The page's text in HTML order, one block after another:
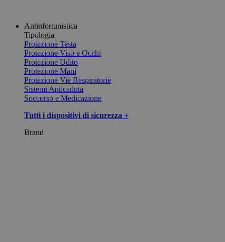
Antinfortunistica
Tipologia
Protezione Testa
Protezione Viso e Occhi
Protezione Udito
Protezione Mani
Protezione Vie Respiratorie
Sistemi Anticaduta
Soccorso e Medicazione
Tutti i dispositivi di sicurezza +
Brand